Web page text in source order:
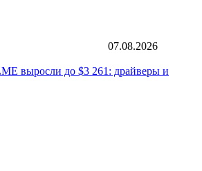
07.08.2026
выросли до $3 261: драйверы и